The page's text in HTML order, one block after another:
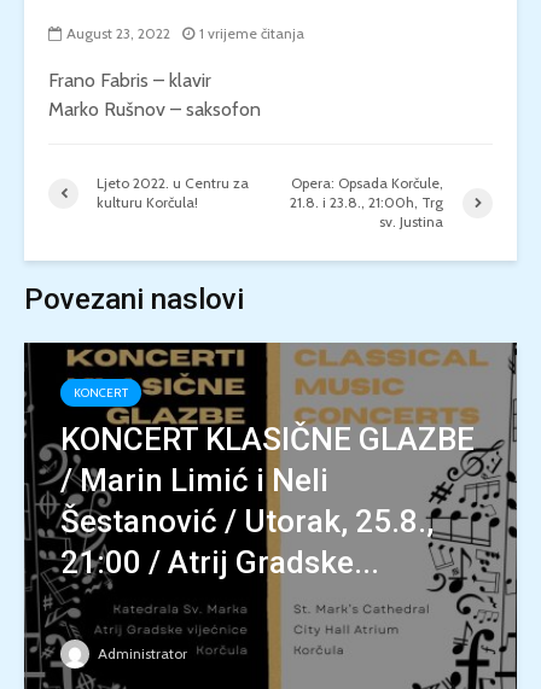
August 23, 2022 1 vrijeme čitanja
Frano Fabris – klavir
Marko Rušnov – saksofon
Ljeto 2022. u Centru za
kulturu Korčula!
Opera: Opsada Korčule,
21.8. i 23.8., 21:00h, Trg
sv. Justina
Povezani naslovi
KONCERT
KONCERT KLASIČNE GLAZBE
/ Marin Limić i Neli
Šestanović / Utorak, 25.8.,
21:00 / Atrij Gradske...
Administrator